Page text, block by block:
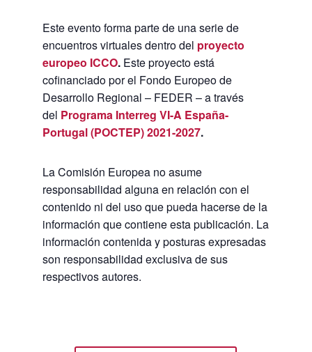
Este evento forma parte de una serie de
encuentros virtuales dentro del proyecto
europeo ICCO.Este proyecto está
cofinanciado por el Fondo Europeo de
Desarrollo Regional – FEDER – a través
del Programa Interreg VI-A España-
Portugal (POCTEP) 2021-2027.
La Comisión Europea no asume
responsabilidad alguna en relación con el
contenido ni del uso que pueda hacerse de la
información que contiene esta publicación. La
información contenida y posturas expresadas
son responsabilidad exclusiva de sus
respectivos autores.